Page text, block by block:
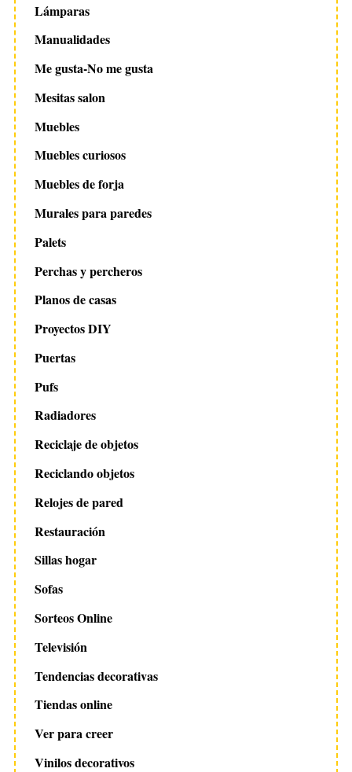
Lámparas
Manualidades
Me gusta-No me gusta
Mesitas salon
Muebles
Muebles curiosos
Muebles de forja
Murales para paredes
Palets
Perchas y percheros
Planos de casas
Proyectos DIY
Puertas
Pufs
Radiadores
Reciclaje de objetos
Reciclando objetos
Relojes de pared
Restauración
Sillas hogar
Sofas
Sorteos Online
Televisión
Tendencias decorativas
Tiendas online
Ver para creer
Vinilos decorativos